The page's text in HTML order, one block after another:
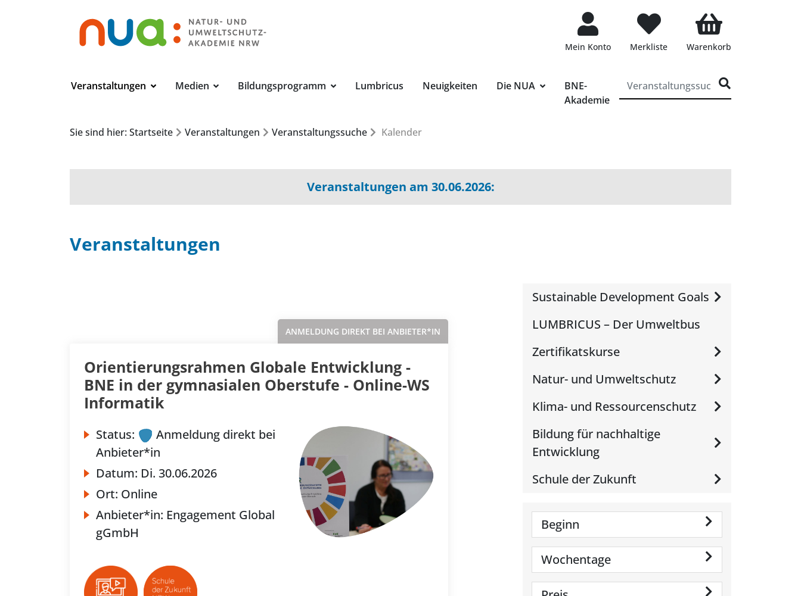
Mein Konto Merkliste Warenkorb
Veranstaltungen Medien Bildungsprogramm Lumbricus Neuigkeiten Die NUA
BNE-
Akademie
Sie sind hier: Startseite Veranstaltungen Veranstaltungssuche Kalender
Veranstaltungen am 30.06.2026:
Veranstaltungen
ANMELDUNG DIREKT BEI ANBIETER*IN
Orientierungsrahmen Globale Entwicklung -
BNE in der gymnasialen Oberstufe - Online-WS
Informatik
Status:
Anmeldung direkt bei
Anbieter*in
Datum: Di. 30.06.2026
Ort: Online
Anbieter*in: Engagement Global
gGmbH
Sustainable Development Goals
LUMBRICUS – Der Umweltbus
Zertifikatskurse
Natur- und Umweltschutz
Klima- und Ressourcenschutz
Bildung für nachhaltige
Entwicklung
Schule der Zukunft
Beginn
Wochentage